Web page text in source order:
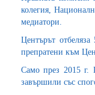
колегия,
медиатори.
Центърът
препратени към
Само през 2015 г.
завършили със